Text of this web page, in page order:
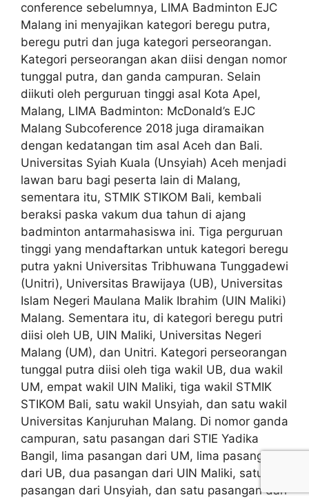
conference sebelumnya, LIMA Badminton EJC
Malang ini menyajikan kategori beregu putra,
beregu putri dan juga kategori perseorangan.
Kategori perseorangan akan diisi dengan nomor
tunggal putra, dan ganda campuran. Selain
diikuti oleh perguruan tinggi asal Kota Apel,
Malang, LIMA Badminton: McDonald’s EJC
Malang Subcoference 2018 juga diramaikan
dengan kedatangan tim asal Aceh dan Bali.
Universitas Syiah Kuala (Unsyiah) Aceh menjadi
lawan baru bagi peserta lain di Malang,
sementara itu, STMIK STIKOM Bali, kembali
beraksi paska vakum dua tahun di ajang
badminton antarmahasiswa ini. Tiga perguruan
tinggi yang mendaftarkan untuk kategori beregu
putra yakni Universitas Tribhuwana Tunggadewi
(Unitri), Universitas Brawijaya (UB), Universitas
Islam Negeri Maulana Malik Ibrahim (UIN Maliki)
Malang. Sementara itu, di kategori beregu putri
diisi oleh UB, UIN Maliki, Universitas Negeri
Malang (UM), dan Unitri. Kategori perseorangan
tunggal putra diisi oleh tiga wakil UB, dua wakil
UM, empat wakil UIN Maliki, tiga wakil STMIK
STIKOM Bali, satu wakil Unsyiah, dan satu wakil
Universitas Kanjuruhan Malang. Di nomor ganda
campuran, satu pasangan dari STIE Yadika
Bangil, lima pasangan dari UM, lima pasangan
dari UB, dua pasangan dari UIN Maliki, satu
pasangan dari Unsyiah, dan satu pasangan dari